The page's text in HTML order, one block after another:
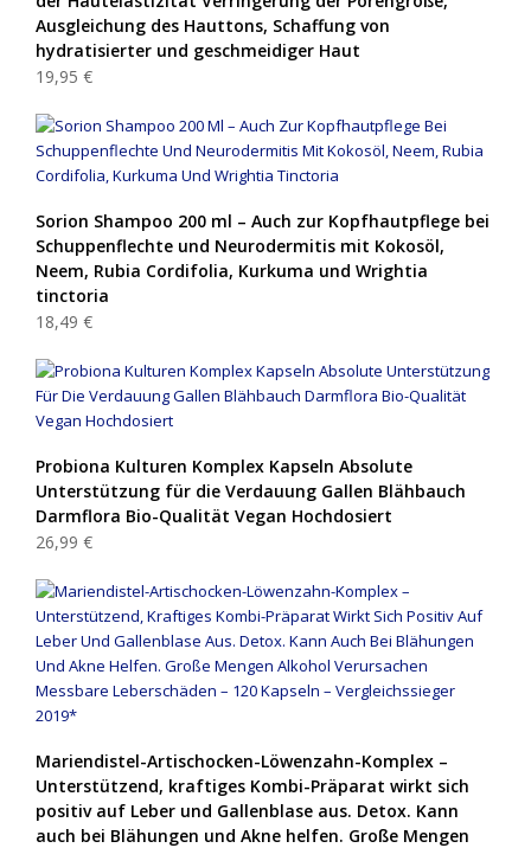
Ausgleichung des Hauttons, Schaffung von
hydratisierter und geschmeidiger Haut
19,95 €
Sorion Shampoo 200 ml – Auch zur Kopfhautpflege bei
Schuppenflechte und Neurodermitis mit Kokosöl,
Neem, Rubia Cordifolia, Kurkuma und Wrightia
tinctoria
18,49 €
Probiona Kulturen Komplex Kapseln Absolute
Unterstützung für die Verdauung Gallen Blähbauch
Darmflora Bio-Qualität Vegan Hochdosiert
26,99 €
Mariendistel-Artischocken-Löwenzahn-Komplex –
Unterstützend, kraftiges Kombi-Präparat wirkt sich
positiv auf Leber und Gallenblase aus. Detox. Kann
auch bei Blähungen und Akne helfen. Große Mengen